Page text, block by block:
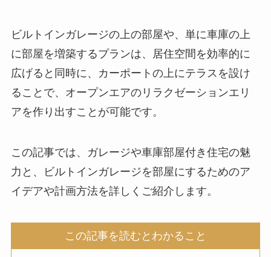
ビルトインガレージの上の部屋や、単に車庫の上
に部屋を増築するプランは、居住空間を効率的に
広げると同時に、カーポートの上にテラスを設け
ることで、オープンエアのリラクゼーションエリ
アを作り出すことが可能です。
この記事では、ガレージや車庫部屋付き住宅の魅
力と、ビルトインガレージを部屋にするためのア
イデアや計画方法を詳しくご紹介します。
この記事を読むとわかること